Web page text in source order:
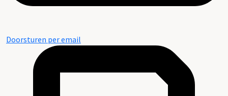
Doorsturen per email